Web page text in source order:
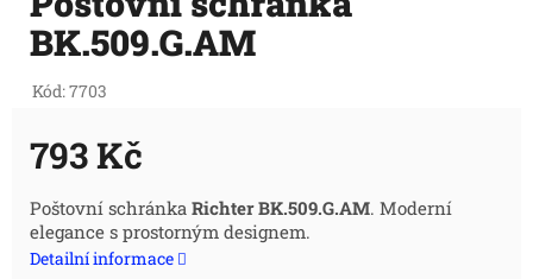
BK.509.G.AM
Kód:7703
793 Kč
Měrná
cena:
Poštovní schránka Richter BK.509.G.AM. Moderní
elegance s prostorným designem.
Detailní informace